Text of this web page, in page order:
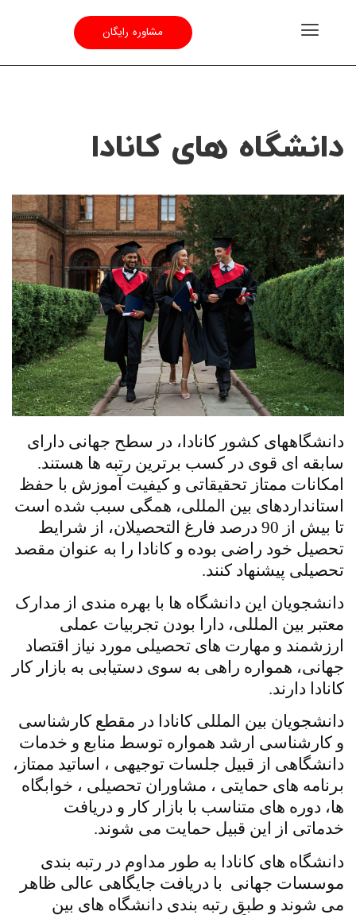
مشاوره رایگان
دانشگاه های کانادا
دانشگاههای کشور کانادا، در سطح جهانی دارای
سابقه ای قوی در کسب برترین رتبه ها هستند.
امکانات ممتاز تحقیقاتی و کیفیت آموزش با حفظ
استانداردهای بین المللی، همگی سبب شده است
تا بیش از 90 درصد فارغ التحصیلان، از شرایط
تحصیل خود راضی بوده و کانادا را به عنوان مقصد
تحصیلی پیشنهاد کنند.
دانشجویان این دانشگاه ها با بهره مندی از مدارک
معتبر بین المللی، دارا بودن تجربیات عملی
ارزشمند و مهارت های تحصیلی مورد نیاز اقتصاد
جهانی، همواره راهی به سوی دستیابی به بازار کار
کانادا دارند.
دانشجویان بین المللی کانادا در مقطع کارشناسی
و کارشناسی ارشد همواره توسط منابع و خدمات
دانشگاهی از قبیل جلسات توجیهی ، اساتید ممتاز،
برنامه های حمایتی ، مشاوران تحصیلی ، خوابگاه
ها، دوره های متناسب با بازار کار و دریافت
خدماتی از این قبیل حمایت می شوند.
دانشگاه های کانادا به طور مداوم در رتبه بندی
موسسات جهانی با دریافت جایگاهی عالی ظاهر
می شوند و طبق رتبه بندی دانشگاه های بین